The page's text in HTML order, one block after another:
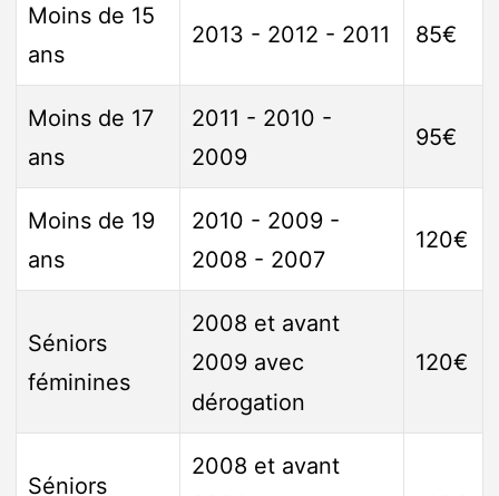
Moins de 15
ans
2013 - 2012 - 2011 85€
Moins de 17
ans
2011 - 2010 -
2009
95€
Moins de 19
ans
2010 - 2009 -
2008 - 2007
120€
Séniors
féminines
2008 et avant
2009 avec
dérogation
120€
Séniors
2008 et avant